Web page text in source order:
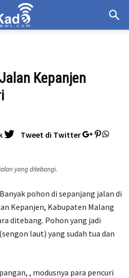
Kepanjen
Tweet di Twitter
yang ditebangi.
Banyak pohon di sepanjang jalan di
Kepanjen, Kabupaten Malang
ditebang. Pohon yang jadi
laut) yang sudah tua dan
, modusnya para pencuri